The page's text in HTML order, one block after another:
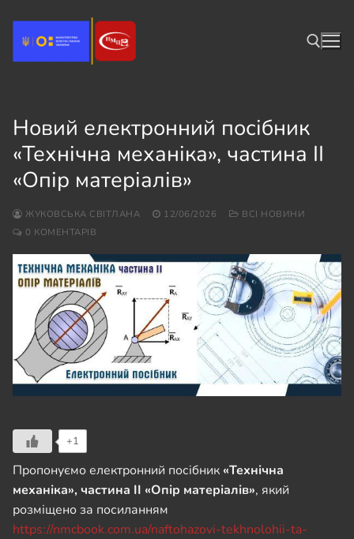
вмісту
Новий електронний посібник
«Технічна механіка», частина ІІ
«Опір матеріалів»
ЖУКОВСЬКА СВІТЛАНА 12/06/2026
ВСІ НОВИНИ
0 КОМЕНТАРІВ
+1
Пропонуємо електронний посібник «Технічна
механіка», частина ІІ «Опір матеріалів», який
розміщено за посиланням
https://nmcbook.com.ua/naftohazovi-tekhnolohii-ta-